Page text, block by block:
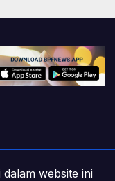
website ini